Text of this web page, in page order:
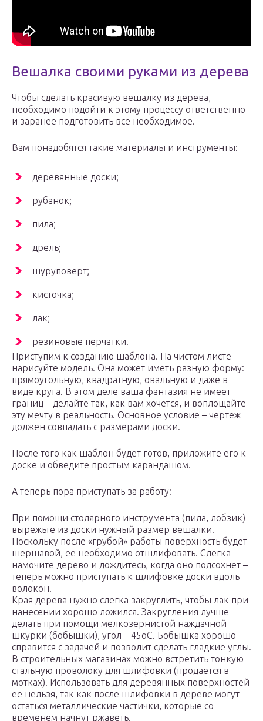
Вешалка своими руками из дерева
Чтобы сделать красивую вешалку из дерева,
необходимо подойти к этому процессу ответственно
и заранее подготовить все необходимое.
Вам понадобятся такие материалы и инструменты:
деревянные доски;
рубанок;
пила;
дрель;
шуруповерт;
кисточка;
лак;
резиновые перчатки.
Приступим к созданию шаблона. На чистом листе
нарисуйте модель. Она может иметь разную форму:
прямоугольную, квадратную, овальную и даже в
виде круга. В этом деле ваша фантазия не имеет
границ – делайте так, как вам хочется, и воплощайте
эту мечту в реальность. Основное условие – чертеж
должен совпадать с размерами доски.
После того как шаблон будет готов, приложите его к
доске и обведите простым карандашом.
А теперь пора приступать за работу:
При помощи столярного инструмента (пила, лобзик)
вырежьте из доски нужный размер вешалки.
Поскольку после «грубой» работы поверхность будет
шершавой, ее необходимо отшлифовать. Слегка
намочите дерево и дождитесь, когда оно подсохнет –
теперь можно приступать к шлифовке доски вдоль
волокон.
Края дерева нужно слегка закруглить, чтобы лак при
нанесении хорошо ложился. Закругления лучше
делать при помощи мелкозернистой наждачной
шкурки (бобышки), угол – 45оС. Бобышка хорошо
справится с задачей и позволит сделать гладкие углы.
В строительных магазинах можно встретить тонкую
стальную проволоку для шлифовки (продается в
мотках). Использовать для деревянных поверхностей
ее нельзя, так как после шлифовки в дереве могут
остаться металлические частички, которые со
временем начнут ржаветь.